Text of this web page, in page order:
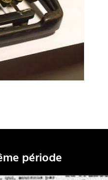
période